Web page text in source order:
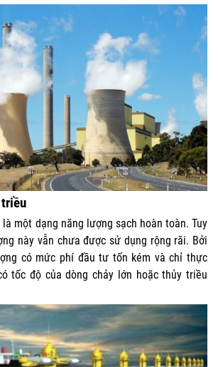
một dạng năng lượng sạch hoàn toàn. Tuy
này vẫn chưa được sử dụng rộng rãi. Bởi
có mức phí đầu tư tốn kém và chỉ thực
tốc độ của dòng chảy lớn hoặc thủy triều